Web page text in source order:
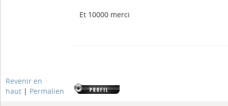
Et 10000 merci
Revenir en
haut | Permalien